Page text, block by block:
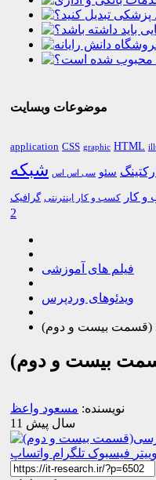
موضوعات وبسایت
application CSS graphic HTML
سئو سی اس اس شبکه
کار کسب و کار اینترنتی گرافیک
2
فیلم های آموزشی
ویدئوهای وردپرس
(قسمت بیست و دوم)
بیست و دوم)
نویسنده: مسعود واعظ
11 سال پیش
فیسبوک تلگرام واتساپ